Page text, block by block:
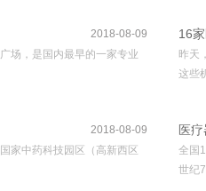
2018-08-09
场，是国内最早的一家专业
2018-08-09
家中药科技园区（高新西区
16
昨天
这些
医
全国
世纪